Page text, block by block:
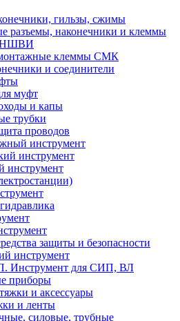
гильзы, сжимы
разъемы, наконечники и клеммы
НШВИ
клеммы СМК
и соединители
муфт
и капы
трубки
проводов
инструмент
инструмент
инструмент
защиты и безопасности
инструмент
Инструмент для СИП, ВЛ
приборы
и аксессуары
и ленты
силовые, трубные